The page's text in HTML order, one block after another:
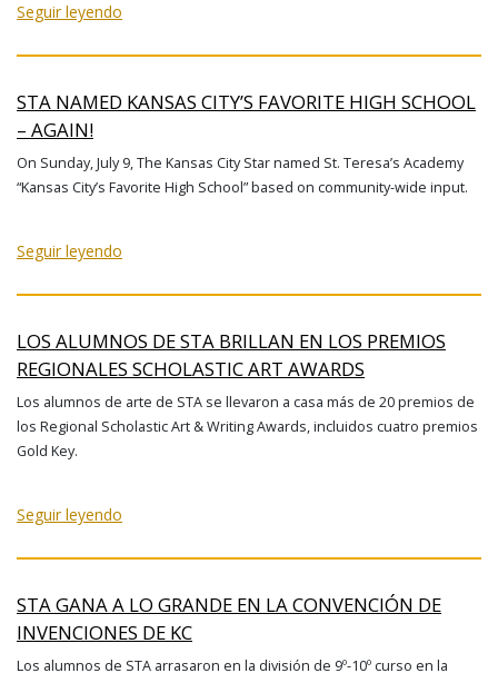
Seguir leyendo
STA NAMED KANSAS CITY’S FAVORITE HIGH SCHOOL
– AGAIN!
On Sunday, July 9, The Kansas City Star named St. Teresa’s Academy
“Kansas City’s Favorite High School” based on community-wide input.
Seguir leyendo
LOS ALUMNOS DE STA BRILLAN EN LOS PREMIOS
REGIONALES SCHOLASTIC ART AWARDS
Los alumnos de arte de STA se llevaron a casa más de 20 premios de
los Regional Scholastic Art & Writing Awards, incluidos cuatro premios
Gold Key.
Seguir leyendo
STA GANA A LO GRANDE EN LA CONVENCIÓN DE
INVENCIONES DE KC
Los alumnos de STA arrasaron en la división de 9º-10º curso en la